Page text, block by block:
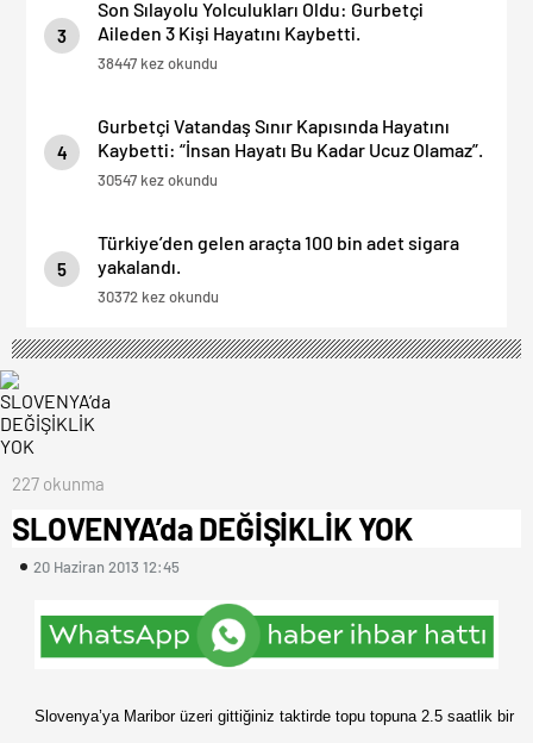
3
Son Sılayolu Yolculukları Oldu: Gurbetçi
Aileden 3 Kişi Hayatını Kaybetti.
38447 kez okundu
4
Gurbetçi Vatandaş Sınır Kapısında Hayatını
Kaybetti: “İnsan Hayatı Bu Kadar Ucuz Olamaz”.
30547 kez okundu
5
Türkiye’den gelen araçta 100 bin adet sigara
yakalandı.
30372 kez okundu
227 okunma
SLOVENYA’da DEĞİŞİKLİK YOK
20 Haziran 2013 12:45
Slovenya’ya Maribor üzeri gittiğiniz taktirde topu topuna 2.5 saatlik bir